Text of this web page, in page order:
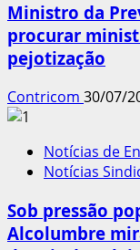
Ministro da
procurar
pejotização
Contricom 30/07/
Notícias de
Notícias
Sob pressão
Alcolumbre